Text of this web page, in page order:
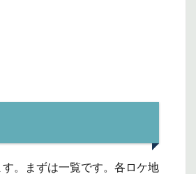
。まずは一覧です。各ロケ地